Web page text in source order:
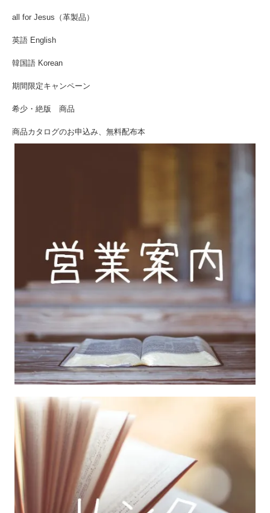
all for Jesus（革製品）
英語 English
韓国語 Korean
期間限定キャンペーン
希少・絶版 商品
商品カタログのお申込み、無料配布本